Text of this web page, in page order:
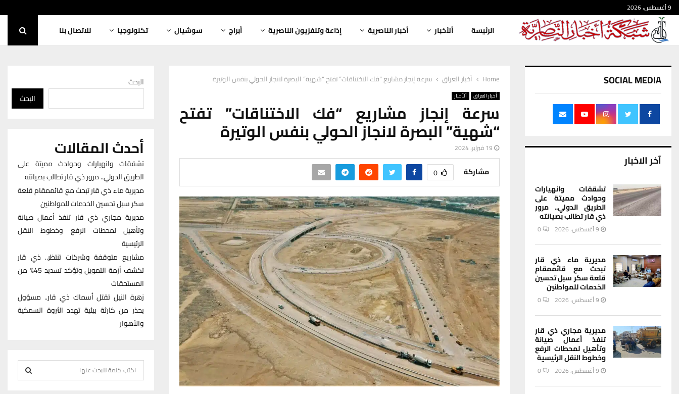
9 أغسطس، 2026
الرئيسة ألأخبار أخبار الناصرية إذاعة وتلفزيون الناصرية أبراج سوشيال تكنولوجيا للاتصال بنا
Home أخبار العراق سرعة إنجاز مشاريع “فك الاختناقات” تفتح “شهية” البصرة لانجاز الحولي بنفس الوتيرة
أخبار العراق ألأخبار
سرعة إنجاز مشاريع “فك الاختناقات” تفتح
“شهية” البصرة لانجاز الحولي بنفس الوتيرة
19 فبراير، 2024
مشاركة 0
SOCIAL MEDIA
آخر الاخبار
تشققات وانهيارات
وحوادث مميتة على
الطريق الدولي.. مرور
ذي قار تطالب بصيانته
9 أغسطس، 2026 0
مديرية ماء ذي قار
تبحث مع قائممقام
قلعة سكر سبل تحسين
الخدمات للمواطنين
9 أغسطس، 2026 0
مديرية مجاري ذي قار
تنفذ أعمال صيانة
وتأهيل لمحطات الرفع
وخطوط النقل الرئيسية
9 أغسطس، 2026 0
البحث
البحث
أحدث المقالات
تشققات وانهيارات وحوادث مميتة على
الطريق الدولي.. مرور ذي قار تطالب بصيانته
مديرية ماء ذي قار تبحث مع قائممقام قلعة
سكر سبل تحسين الخدمات للمواطنين
مديرية مجاري ذي قار تنفذ أعمال صيانة
وتأهيل لمحطات الرفع وخطوط النقل
الرئيسية
مشاريع متوقفة وشركات تنتظر.. ذي قار
تكشف أزمة التمويل وتؤكد تسديد 45% من
المستحقات
زهرة النيل تقتل أسماك ذي قار.. مسؤول
يحذر من كارثة بيئية تهدد الثروة السمكية
والأهوار
e